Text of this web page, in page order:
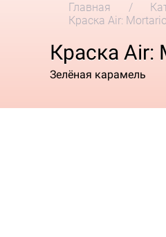
Главная
Краска Air:
Краска Air:
Зелёная карамель